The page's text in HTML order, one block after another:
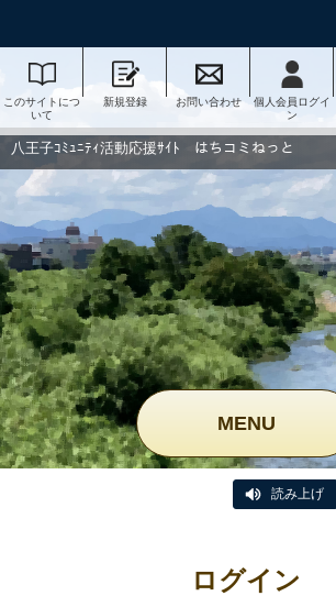
このサイトにつ
いて
新規登録 お問い合わせ
個人会員ログイ
ン
八王子ｺﾐｭﾆﾃｨ活動応援ｻｲﾄ はちコミねっと
MENU
読み上げ
ログイン